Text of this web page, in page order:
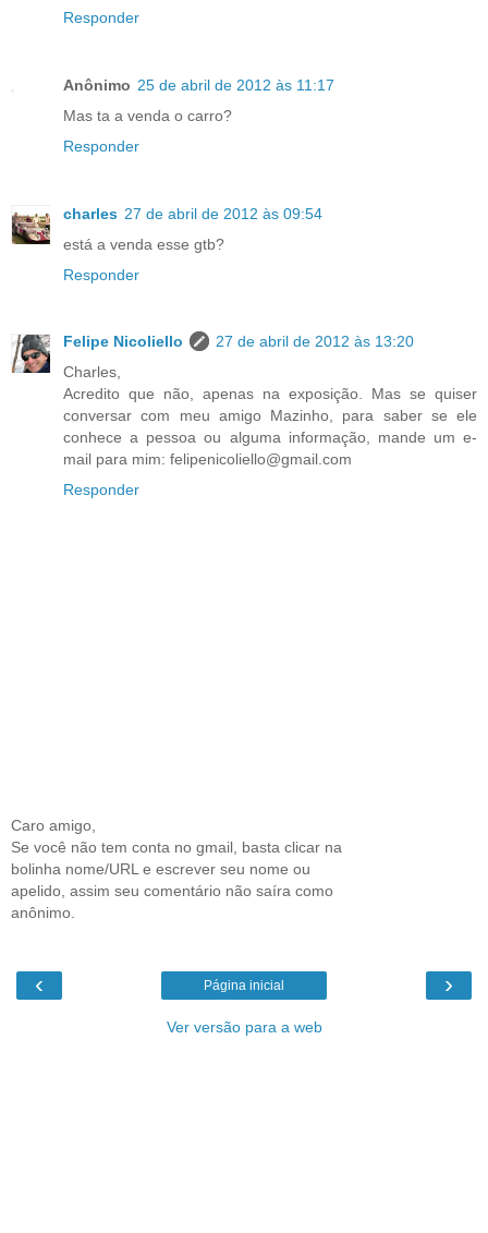
Responder
Anônimo 25 de abril de 2012 às 11:17
Mas ta a venda o carro?
Responder
charles 27 de abril de 2012 às 09:54
está a venda esse gtb?
Responder
Felipe Nicoliello
27 de abril de 2012 às 13:20
Charles,
Acredito que não, apenas na exposição. Mas se quiser
conversar com meu amigo Mazinho, para saber se ele
conhece a pessoa ou alguma informação, mande um e-
mail para mim: felipenicoliello@gmail.com
Responder
Caro amigo,
Se você não tem conta no gmail, basta clicar na
bolinha nome/URL e escrever seu nome ou
apelido, assim seu comentário não saíra como
anônimo.
‹ ›
Página inicial
Ver versão para a web